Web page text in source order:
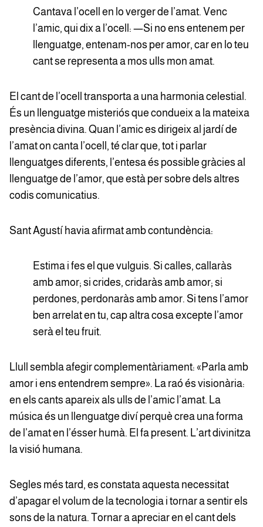
Cantava l’ocell en lo verger de l’amat. Venc
l’amic, qui dix a l’ocell: —Si no ens entenem per
llenguatge, entenam-nos per amor, car en lo teu
cant se representa a mos ulls mon amat.
El cant de l’ocell transporta a una harmonia celestial.
És un llenguatge misteriós que condueix a la mateixa
presència divina. Quan l’amic es dirigeix al jardí de
l’amat on canta l’ocell, té clar que, tot i parlar
llenguatges diferents, l’entesa és possible gràcies al
llenguatge de l’amor, que està per sobre dels altres
codis comunicatius.
Sant Agustí havia afirmat amb contundència:
Estima i fes el que vulguis. Si calles, callaràs
amb amor; si crides, cridaràs amb amor; si
perdones, perdonaràs amb amor. Si tens l’amor
ben arrelat en tu, cap altra cosa excepte l’amor
serà el teu fruit.
Llull sembla afegir complementàriament: «Parla amb
amor i ens entendrem sempre». La raó és visionària:
en els cants apareix als ulls de l’amic l’amat. La
música és un llenguatge diví perquè crea una forma
de l’amat en l’ésser humà. El fa present. L’art divinitza
la visió humana.
Segles més tard, es constata aquesta necessitat
d’apagar el volum de la tecnologia i tornar a sentir els
sons de la natura. Tornar a apreciar en el cant dels